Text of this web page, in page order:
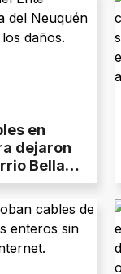
en
dejaron
Bella